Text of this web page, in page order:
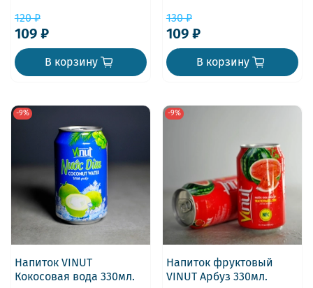
120 ₽
109 ₽
В корзину
130 ₽
109 ₽
В корзину
-9%
Напиток VINUT
Кокосовая вода 330мл.
-9%
Напиток фруктовый
VINUT Арбуз 330мл.